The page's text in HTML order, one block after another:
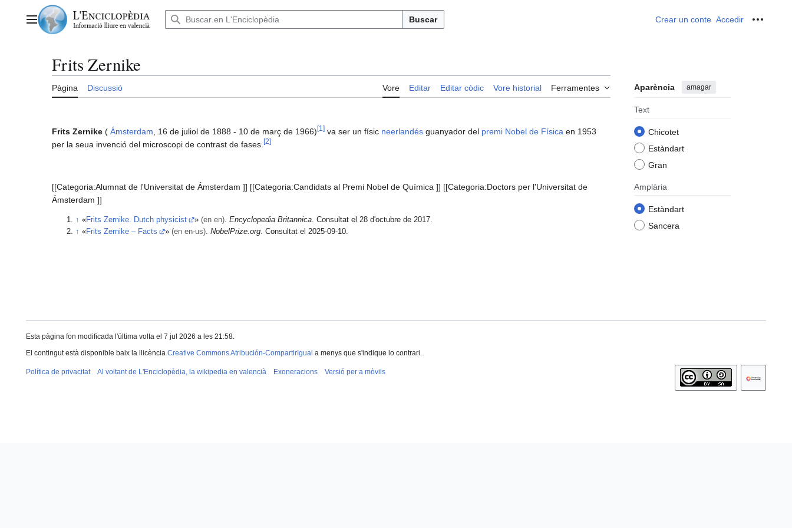
contingutMenú principal Buscar Crear un conte Accedir
Frits Zernike
Pàgina Discussió Vore Editar Editar còdic Vore historial Ferramentes Aparència amagar
Text
Chicotet
Estàndart
Gran
Amplària
Estàndart
Sancera
Frits Zernike ( Ámsterdam , 16 de juliol de 1888 - 10 de març de 1966) [1 ] va ser un físic neerlandés guanyador del premi Nobel de Física en 1953
per la seua invenció del microscopi de contrast de fases. [2]
[[Categoria:Alumnat de l'Universitat de Ámsterdam ]] [[Categoria:Candidats al Premi Nobel de Química ]] [[Categoria:Doctors per l'Universitat de
Ámsterdam ]]
↑ «Frits Zernike. Dutch physicist » (en en). Encyclopedia Britannica. Consultat el 28 d'octubre de 2017.
↑ «Frits Zernike – Facts » (en en-us). NobelPrize.org. Consultat el 2025-09-10.
Esta pàgina fon modificada l'última volta el 7 jul 2026 a les 21:58.
El contingut està disponible baix la llicència Creative Commons Atribución-CompartirIgual a menys que s'indique lo contrari.
Política de privacitat Al voltant de L'Enciclopèdia, la wikipedia en valencià Exoneracions Versió per a mòvils